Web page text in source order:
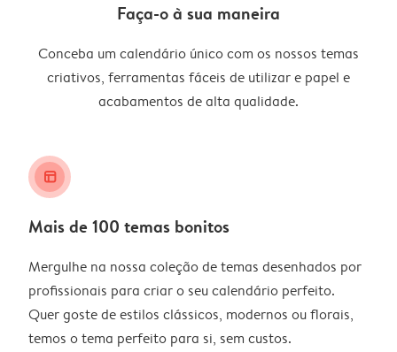
Faça-o à sua maneira
Conceba um calendário único com os nossos temas
criativos, ferramentas fáceis de utilizar e papel e
acabamentos de alta qualidade.
layout_alt
Mais de 100 temas bonitos
Mergulhe na nossa coleção de temas desenhados por
profissionais para criar o seu calendário perfeito.
Quer goste de estilos clássicos, modernos ou florais,
temos o tema perfeito para si, sem custos.